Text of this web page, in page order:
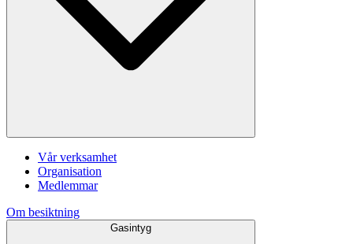
Vår verksamhet
Organisation
Medlemmar
Om besiktning
Gasintyg